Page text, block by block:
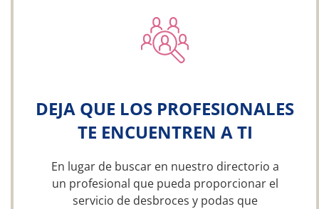
DEJA QUE LOS PROFESIONALES
TE ENCUENTREN A TI
En lugar de buscar en nuestro directorio a
un profesional que pueda proporcionar el
servicio de desbroces y podas que